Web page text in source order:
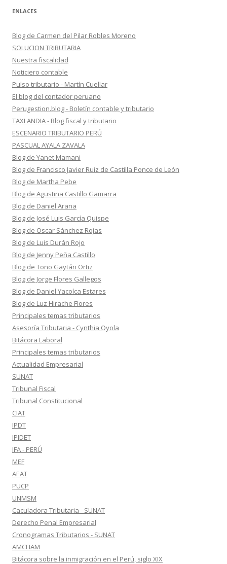
ENLACES
Blog de Carmen del Pilar Robles Moreno
SOLUCION TRIBUTARIA
Nuestra fiscalidad
Noticiero contable
Pulso tributario - Martín Cuellar
El blog del contador peruano
Perugestion.blog - Boletín contable y tributario
TAXLANDIA - Blog fiscal y tributario
ESCENARIO TRIBUTARIO PERÚ
PASCUAL AYALA ZAVALA
Blog de Yanet Mamani
Blog de Francisco Javier Ruiz de Castilla Ponce de León
Blog de Martha Pebe
Blog de Agustina Castillo Gamarra
Blog de Daniel Arana
Blog de José Luis García Quispe
Blog de Oscar Sánchez Rojas
Blog de Luis Durán Rojo
Blog de Jenny Peña Castillo
Blog de Toño Gaytán Ortiz
Blog de Jorge Flores Gallegos
Blog de Daniel Yacolca Estares
Blog de Luz Hirache Flores
Principales temas tributarios
Asesoría Tributaria - Cynthia Oyola
Bitácora Laboral
Principales temas tributarios
Actualidad Empresarial
SUNAT
Tribunal Fiscal
Tribunal Constitucional
CIAT
IPDT
IPIDET
IFA - PERÚ
MEF
AEAT
PUCP
UNMSM
Caculadora Tributaria - SUNAT
Derecho Penal Empresarial
Cronogramas Tributarios - SUNAT
AMCHAM
Bitácora sobre la inmigración en el Perú, siglo XIX